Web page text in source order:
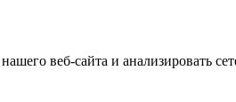
веб-сайта и анализировать